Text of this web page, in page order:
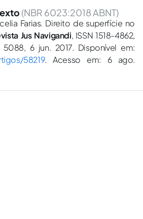
(NBR 6023:2018 ABNT)
Farias. Direito de superfície no
Jus Navigandi, ISSN 1518-4862,
5088, 6 jun. 2017. Disponível em:
58219. Acesso em: 6 ago.